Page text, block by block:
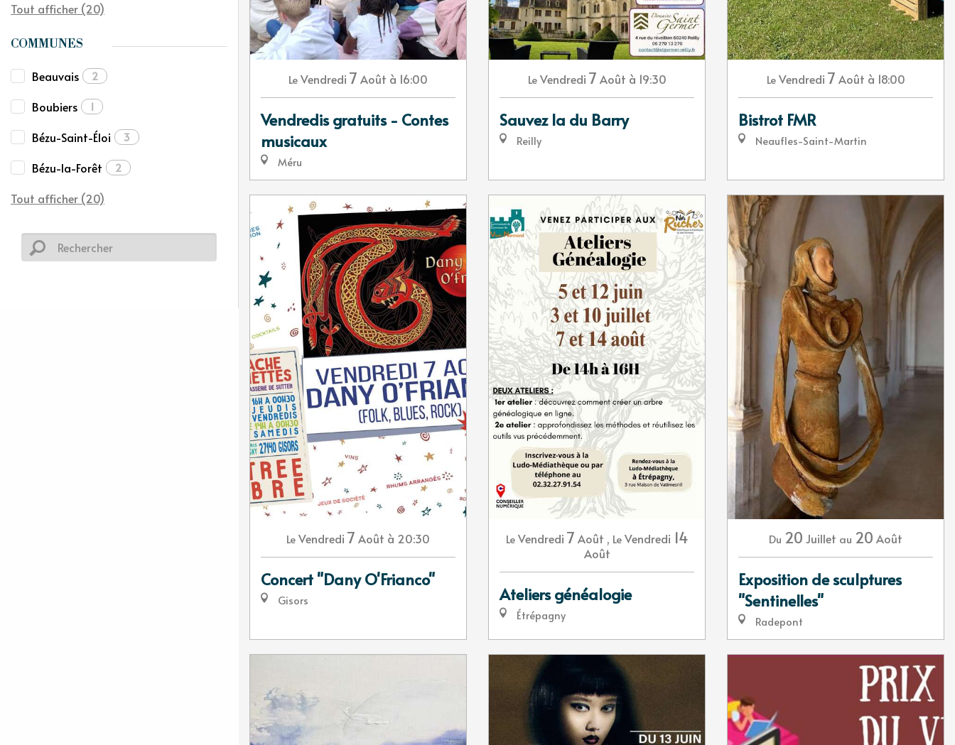
Tout afficher (20)
COMMUNES
Beauvais 2
Boubiers 1
Bézu-Saint-Éloi 3
Bézu-la-Forêt 2
Tout afficher (20)
LeVendredi 7 Août à 16:00
Vendredis gratuits - Contes
musicaux
Méru
Le Vendredi 7 Août à 19:30
Sauvez la du Barry
Reilly
Le Vendredi 7 Août à 18:00
Bistrot FMR
Neaufles-Saint-Martin
LeVendredi 7 Août à 20:30
Concert "Dany O'Frianco"
Gisors
Le Vendredi 7 Août , Le Vendredi 14
Août
Ateliers généalogie
Étrépagny
Du 20 Juillet au 20 Août
Exposition de sculptures
"Sentinelles"
Radepont